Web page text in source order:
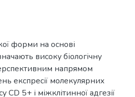
форми на основі
високу біологічну
напрямом
експресії молекулярних
5+ і міжклітинної адгезії